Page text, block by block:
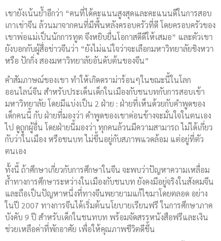
เขายังเน้นย้ำอีกว่า “คนที่ได้คะแนนสูงสุดและคะแนนดีในการสอบ
เกาเข่าจีน ล้วนมาจากคนที่มีพื้นหลังครอบครัวที่ดี โดยครอบครัวของ
เขาพ่อแม่เป็นนักการทูต จึงหยิบยื่นโอกาสดีดีให้เสมอ” และตัวเขา
ยังบอกกับผู้สื่อข่าวจีนว่า “ยังไม่แน่ใจว่าจะเลือกมหาวิทยาลัยชิงหวา
หรือ ปักกิ่ง สองมหาวิทยาลัยอันดับต้นของจีน”
คำสัมภาษณ์ของเขา ทำให้เกิดดราม่าร้อนๆในขณะนี้ในโลก
ออนไลน์จีน สำหรับประเด็นเด็กในเมืองกับชนบทกับการสอบเข้า
มหาวิทยาลัย โดยมีแบ่งเป็น 2 ฝ่าย : ฝ่ายที่เห็นด้วยกับคำพูดของ
เด็กคนนี้ กับ ฝ่ายที่มองว่า คำพูดของเขาค่อนข้างจะมั่นใจในตนเอง
ไป ดูถูกผู้อื่น โดยฝ่ายนี้มองว่า ทุกคนล้วนมีความสามารถ ไม่ได้เกี่ยว
กับว่าในเมือง หรือชนบท ไม่ขึ้นอยู่กับสภาพแวดล้อม แต่อยู่ที่ตัว
ตนเอง
ทั้งนี้ ถ้าศึกษาเกี่ยวกับการศึกษาในจีน จะพบว่าปัญหาความเหลื่อม
ล้ำทางการศึกษาระหว่างในเมืองกับชนบท ยังคงมีอยู่จริงในสังคมจีน
และถือเป็นปัญหาหนึ่งที่ทางจีนพยายามแก้ไขมาโดยตลอด อย่าง
ในปี 2007 ทางการจีนได้เริ่มต้นนโยบายเรียนฟรี ในการศึกษาภาค
บังคับ 9 ปี สำหรับเด็กในชนทบท พร้อมจัดสรรหนังสือฟรีและเงิน
ช่วยเหลือค่าที่พักอาศัย เพื่อให้คุณภาพชีวิตดีขึ้น